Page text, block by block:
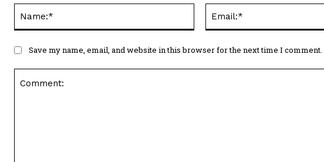
Save my name, email, and website in this browser for the next time I comment.